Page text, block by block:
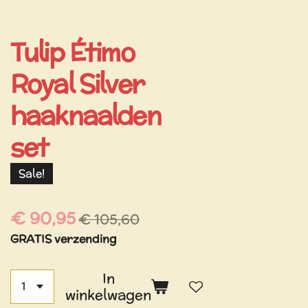
Tulip Étimo
Royal Silver
haaknaalden
set
Sale!
€ 90,95€ 105,60
GRATIS verzending
In
winkelwagen